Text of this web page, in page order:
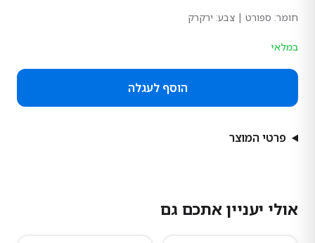
חומר: ספורט | צבע: ירקרק
במלאי
הוסף לעגלה
פרטי המוצר
אולי יעניין אתכם גם